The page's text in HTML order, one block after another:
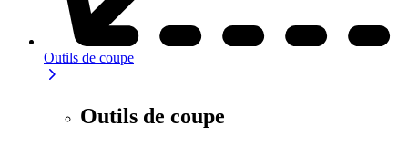
Outils de coupe
Outils de coupe